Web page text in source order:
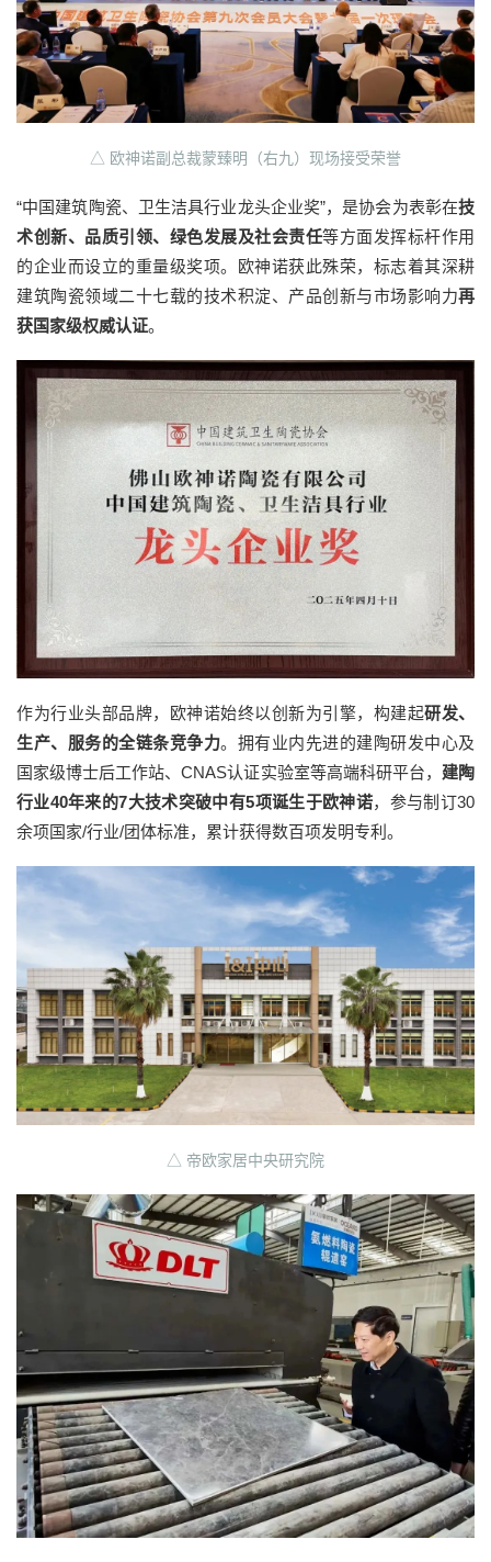
△ 欧神诺副总裁蒙臻明（右九）现场接受荣誉
“中国建筑陶瓷、卫生洁具行业龙头企业奖”，是协会为表彰在技
术创新、品质引领、绿色发展及社会责任等方面发挥标杆作用
的企业而设立的重量级奖项。欧神诺获此殊荣，标志着其深耕
建筑陶瓷领域二十七载的技术积淀、产品创新与市场影响力再
获国家级权威认证。
作为行业头部品牌，欧神诺始终以创新为引擎，构建起研发、
生产、服务的全链条竞争力。拥有业内先进的建陶研发中心及
国家级博士后工作站、CNAS认证实验室等高端科研平台， 建陶
行业40年来的7大技术突破中有5项诞生于欧神诺，参与制订30
余项国家/行业/团体标准，累计获得数百项发明专利。
△ 帝欧家居中央研究院